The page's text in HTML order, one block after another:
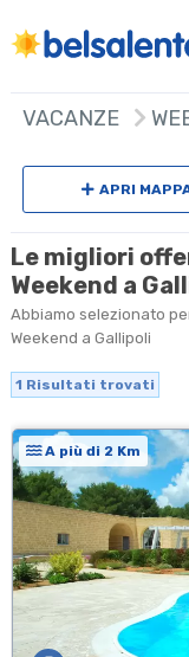
VACANZE
APRI
Le migliori
Weekend a
Abbiamo selezionato
Weekend a Gallipoli
1 Risultati trovati
A più di 2 Km
+